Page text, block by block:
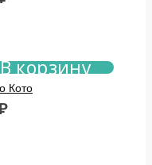
В корзину
Кото